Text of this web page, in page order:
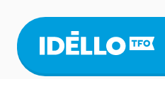
main
content